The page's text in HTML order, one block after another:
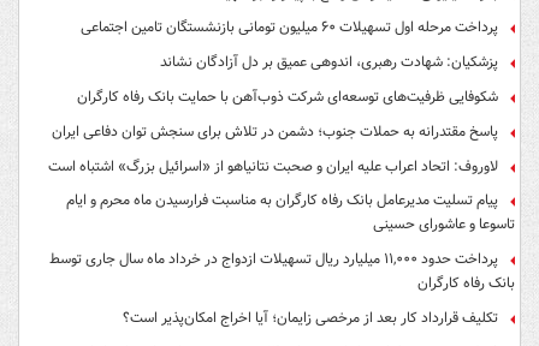
پرداخت مرحله اول تسهیلات ۶۰ میلیون تومانی بازنشستگان تامین اجتماعی
پزشکیان: شهادت رهبری، اندوهی عمیق بر دل آزادگان نشاند
شکوفایی ظرفیت‌های توسعه‌ای شرکت ذوب‌آهن با حمایت‌ بانک رفاه کارگران
پاسخ مقتدرانه به حملات جنوب؛ دشمن در تلاش برای سنجش توان دفاعی ایران
لاوروف: اتحاد اعراب علیه ایران و صحبت نتانیاهو از «اسرائیل بزرگ» اشتباه است
پیام تسلیت مدیرعامل بانک رفاه کارگران به مناسبت فرارسیدن ماه محرم و ایام
تاسوعا و عاشورای حسینی
پرداخت حدود ۱۱,۰۰۰ میلیارد ریال تسهیلات ازدواج در خرداد ماه سال جاری توسط
بانک رفاه کارگران
تکلیف قرارداد کار بعد از مرخصی زایمان؛ آیا اخراج امکان‌پذیر است؟